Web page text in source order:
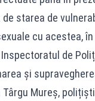
starea de
cu acestea,
de
și
Mureș,